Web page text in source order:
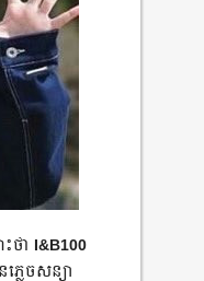
ថា I&B100
លេចសន្យា